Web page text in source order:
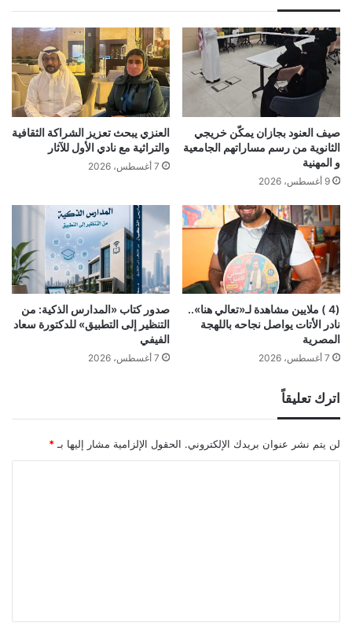
صيف العنود بجازان يمكّن خريجي
الثانوية من رسم مساراتهم الجامعية
و المهنية
9 أغسطس، 2026
العنزي يبحث تعزيز الشراكة الثقافية
والتراثية مع نادي الأول للآثار
7 أغسطس، 2026
(4 ) ملايين مشاهدة لـ«تعالي هنا»..
نادر الأتات يواصل نجاحه باللهجة
المصرية
7 أغسطس، 2026
صدور كتاب «المدارس الذكية: من
التنظير إلى التطبيق» للدكتورة سعاد
الفيفي
7 أغسطس، 2026
اترك تعليقاً
لن يتم نشر عنوان بريدك الإلكتروني. الحقول الإلزامية مشار إليها بـ *